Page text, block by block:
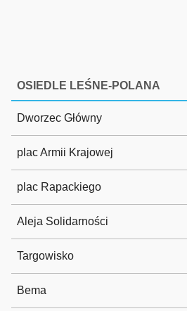
OSIEDLE LEŚNE-POLANA
Dworzec Główny
plac Armii Krajowej
plac Rapackiego
Aleja Solidarności
Targowisko
Bema